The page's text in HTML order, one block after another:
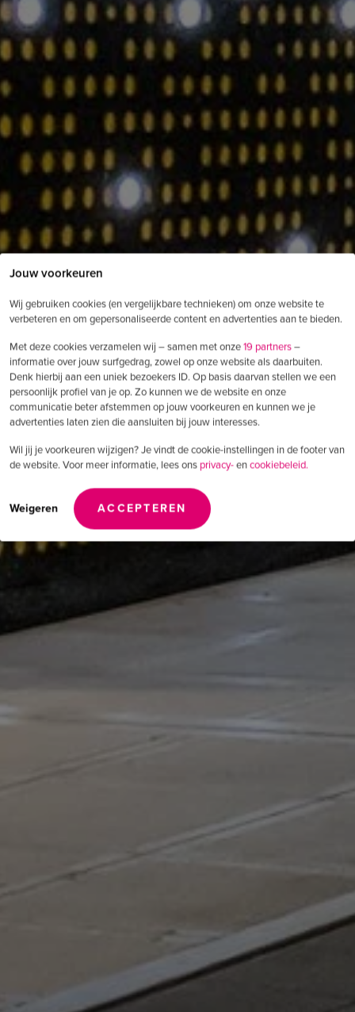
Jouw voorkeuren
Wij gebruiken cookies (en vergelijkbare technieken) om onze website te
verbeteren en om gepersonaliseerde content en advertenties aan te bieden.
Met deze cookies verzamelen wij – samen met onze19 partners–
informatie over jouw surfgedrag, zowel op onze website als daarbuiten.
Denk hierbij aan een uniek bezoekers ID. Op basis daarvan stellen we een
persoonlijk profiel van je op. Zo kunnen we de website en onze
communicatie beter afstemmen op jouw voorkeuren en kunnen we je
advertenties laten zien die aansluiten bij jouw interesses.
Wil jij je voorkeuren wijzigen? Je vindt de cookie-instellingen in de footer van
de website. Voor meer informatie, lees ons privacy-encookiebeleid.
Weigeren ACCEPTEREN